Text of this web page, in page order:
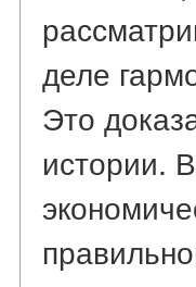
деле
Это
истории.